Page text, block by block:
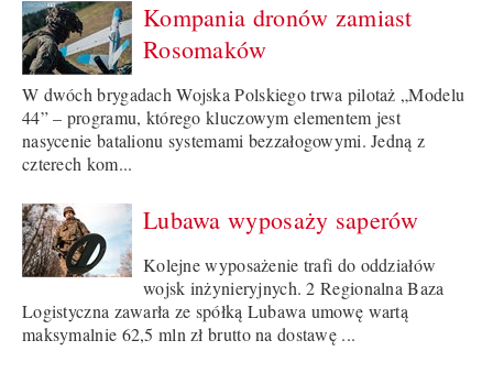
Kompania dronów zamiast
Rosomaków
W dwóch brygadach Wojska Polskiego trwa pilotaż „Modelu
44” – programu, którego kluczowym elementem jest
nasycenie batalionu systemami bezzałogowymi. Jedną z
czterech kom...
Lubawa wyposaży saperów
Kolejne wyposażenie trafi do oddziałów
wojsk inżynieryjnych. 2 Regionalna Baza
Logistyczna zawarła ze spółką Lubawa umowę wartą
maksymalnie 62,5 mln zł brutto na dostawę ...